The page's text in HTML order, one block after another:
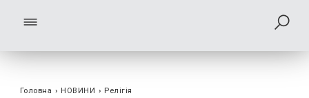
Головна › НОВИНИ › Релігія